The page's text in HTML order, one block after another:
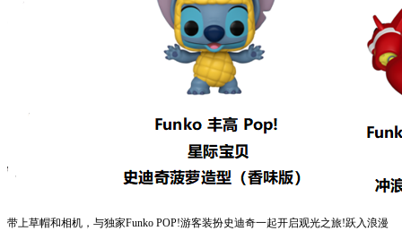
带上草帽和相机，与独家Funko POP!游客装扮史迪奇一起开启观光之旅!跃入浪漫